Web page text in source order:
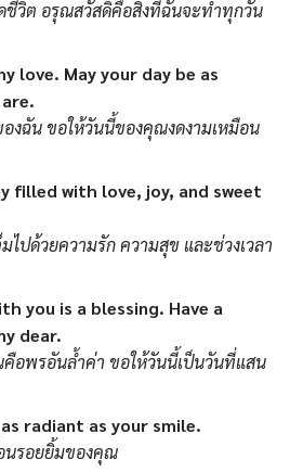
ชีวิต อรุณสวัสดิ์คือสิ่งที่ฉันจะทำทุกวัน
love. May your day be as
งฉัน ขอให้วันนี้ของคุณงดงามเหมือน
filled with love, joy, and sweet
ปด้วยความรัก ความสุข และช่วงเวลา
you is a blessing. Have a
dear.
อพรอันล้ำค่า ขอให้วันนี้เป็นวันที่แสน
radiant as your smile.
นรอยยิ้มของคุณ